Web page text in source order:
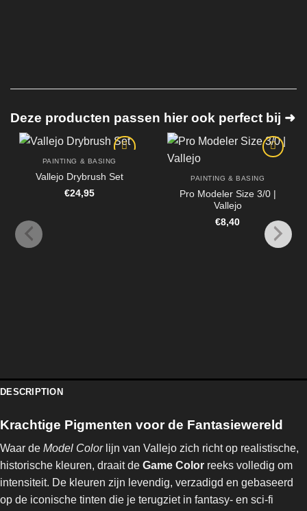
Deze producten passen hier ook perfect bij ➜
PAINTING & BASING
Vallejo Drybrush Set
€24,95
PAINTING & BASING
Pro Modeler Size 3/0 |
Vallejo
€8,40
DESCRIPTION
Krachtige Pigmenten voor de Fantasiewereld
Waar de Model Colorlijn van Vallejo zich richt op realistische,
historische kleuren, draait de Game Color reeks volledig om
intensiteit. De kleuren zijn levendig, verzadigd en gebaseerd
op de iconische tinten die je terugziet in fantasy- en sci-fi